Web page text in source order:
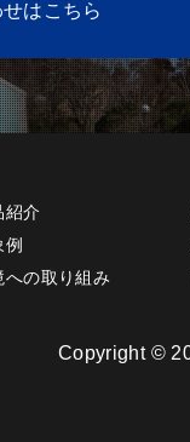
はこちら
紹介
例
への取り組み
Copyright ©